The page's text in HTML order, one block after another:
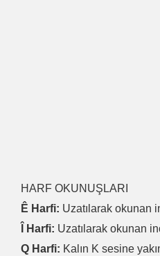
HARF OKUNUŞLARI
Ê Harfi: Uzatılarak okunan
Î Harfi: Uzatılarak okunan
Q Harfi: Kalın K sesine